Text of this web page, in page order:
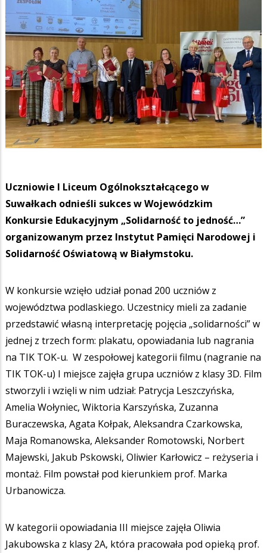
Uczniowie I Liceum Ogólnokształcącego w
Suwałkach odnieśli sukces w Wojewódzkim
Konkursie Edukacyjnym „Solidarność to jedność…”
organizowanym przez Instytut Pamięci Narodowej i
Solidarność Oświatową w Białymstoku.
W konkursie wzięło udział ponad 200 uczniów z
województwa podlaskiego. Uczestnicy mieli za zadanie
przedstawić własną interpretację pojęcia „solidarności” w
jednej z trzech form: plakatu, opowiadania lub nagrania
na TIK TOK-u. W zespołowej kategorii filmu (nagranie na
TIK TOK-u) I miejsce zajęła grupa uczniów z klasy 3D. Film
stworzyli i wzięli w nim udział: Patrycja Leszczyńska,
Amelia Wołyniec, Wiktoria Karszyńska, Zuzanna
Buraczewska, Agata Kołpak, Aleksandra Czarkowska,
Maja Romanowska, Aleksander Romotowski, Norbert
Majewski, Jakub Pskowski, Oliwier Karłowicz – reżyseria i
montaż. Film powstał pod kierunkiem prof. Marka
Urbanowicza.
W kategorii opowiadania III miejsce zajęła Oliwia
Jakubowska z klasy 2A, która pracowała pod opieką prof.